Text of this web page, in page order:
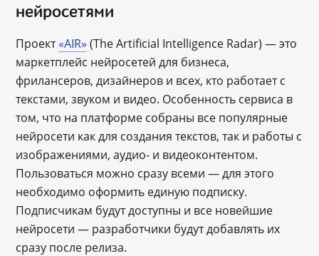
нейросетями
Проект«AIR» (The Artificial Intelligence Radar) — это
маркетплейс нейросетей для бизнеса,
фрилансеров, дизайнеров и всех, кто работает с
текстами, звуком и видео. Особенность сервиса в
том, что на платформе собраны все популярные
нейросети как для создания текстов, так и работы с
изображениями, аудио- и видеоконтентом.
Пользоваться можно сразу всеми — для этого
необходимо оформить единую подписку.
Подписчикам будут доступны и все новейшие
нейросети — разработчики будут добавлять их
сразу после релиза.